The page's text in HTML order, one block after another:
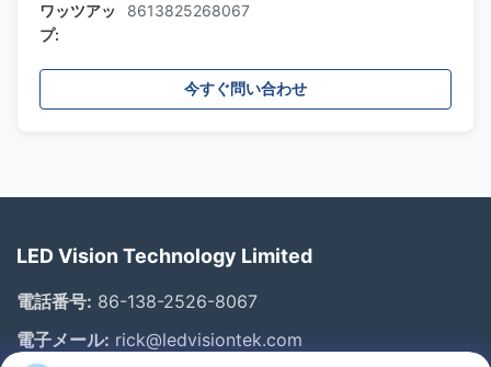
ワッツアッ
プ:
8613825268067
今すぐ問い合わせ
LED Vision Technology Limited
電話番号: 86-138-2526-8067
電子メール: rick@ledvisiontek.com